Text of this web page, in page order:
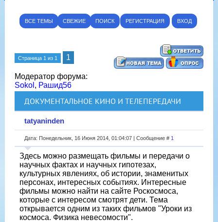
ВСЕ ТЕМЫ СВЕЖИЕ ПОИСК РЕГИСТРАЦИЯ ВХОД
Страница 1 из 1 1
Модератор форума:
Sokol , Рашид56
ДОКУМЕНТАЛЬНОЕ КИНО И ТЕЛЕПЕРЕДАЧИ
tatyaninden
Дата: Понедельник, 16 Июня 2014, 01:04:07 | Сообщение # 1
Здесь можно размещать фильмы и передачи о
научных фактах и научных гипотезах,
культурных явлениях, об истории, знаменитых
персонах, интересных событиях. Интересные
фильмы можно найти на сайте Роскосмоса,
которые с интересом смотрят дети. Тема
открывается одним из таких фильмов "Уроки из
космоса. Физика невесомости".